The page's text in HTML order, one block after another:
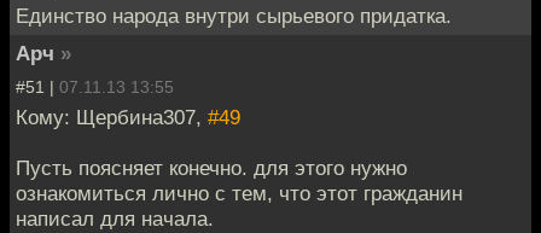
Единство народа внутри сырьевого придатка.
Арч »
#51 | 07.11.13 13:55
Кому: Щербина307, #49
Пусть поясняет конечно. для этого нужно
ознакомиться лично с тем, что этот гражданин
написал для начала.